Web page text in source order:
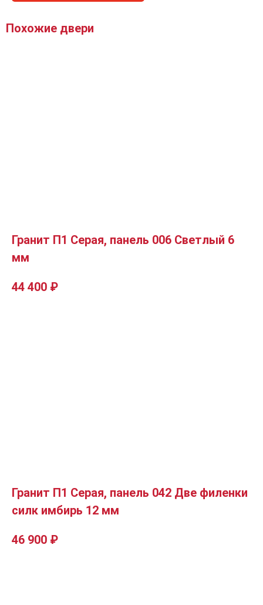
Похожие двери
Гранит П1 Серая, панель 006 Светлый 6
мм
44 400 ₽
Гранит П1 Серая, панель 042 Две филенки
силк имбирь 12 мм
46 900 ₽